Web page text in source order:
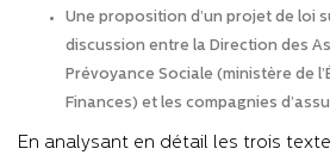
Une proposition d’un projet de loi
discussion entre la Direction des
Prévoyance Sociale (ministère de
Finances) et les compagnies
En analysant en détail les trois